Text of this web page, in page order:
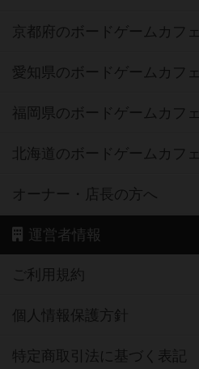
京都府のボードゲームカフェ
愛知県のボードゲームカフェ
福岡県のボードゲームカフェ
北海道のボードゲームカフェ
オーナー・店長の方へ
運営者情報
ご利用規約
個人情報保護方針
特定商取引法に基づく表記